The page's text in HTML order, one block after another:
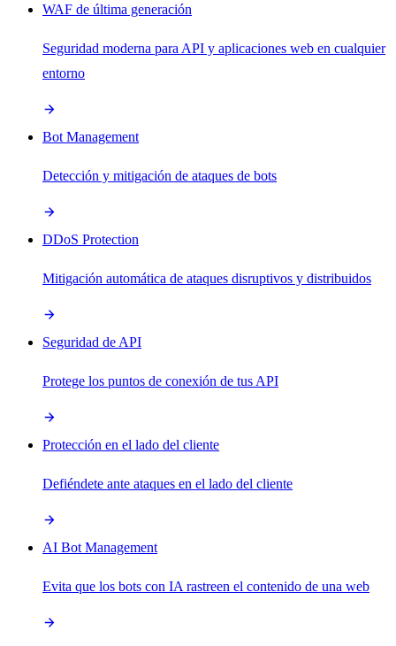
WAF de última generación
Seguridad moderna para API y aplicaciones web en cualquier
entorno
Bot Management
Detección y mitigación de ataques de bots
DDoS Protection
Mitigación automática de ataques disruptivos y distribuidos
Seguridad de API
Protege los puntos de conexión de tus API
Protección en el lado del cliente
Defiéndete ante ataques en el lado del cliente
AI Bot Management
Evita que los bots con IA rastreen el contenido de una web